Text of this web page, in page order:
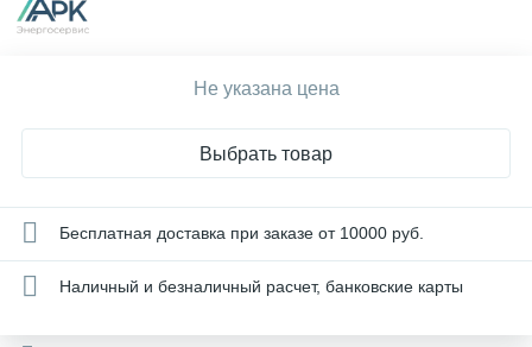
Не указана цена
Выбрать товар
Бесплатная доставка при заказе от 10000 руб.
Наличный и безналичный расчет, банковские карты